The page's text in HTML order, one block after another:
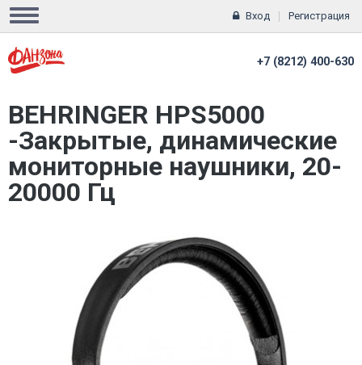
Вход Регистрация
+7 (8212) 400-630
BEHRINGER HPS5000
-Закрытые, динамические
мониторные наушники, 20-
20000 Гц